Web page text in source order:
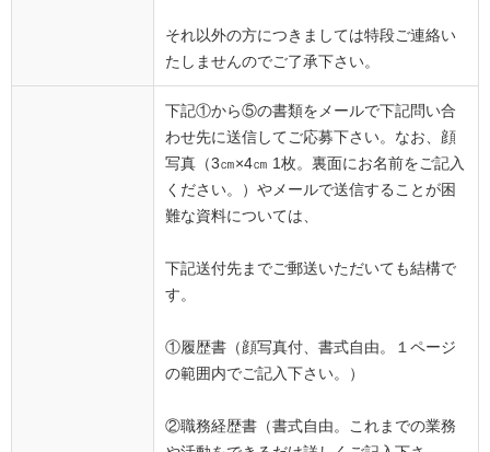
それ以外の方につきましては特段ご連絡い
たしませんのでご了承下さい。
下記①から⑤の書類をメールで下記問い合
わせ先に送信してご応募下さい。なお、顔
写真（3㎝×4㎝ 1枚。裏面にお名前をご記入
ください。）やメールで送信することが困
難な資料については、
下記送付先までご郵送いただいても結構で
す。
①履歴書（顔写真付、書式自由。１ページ
の範囲内でご記入下さい。）
②職務経歴書（書式自由。これまでの業務